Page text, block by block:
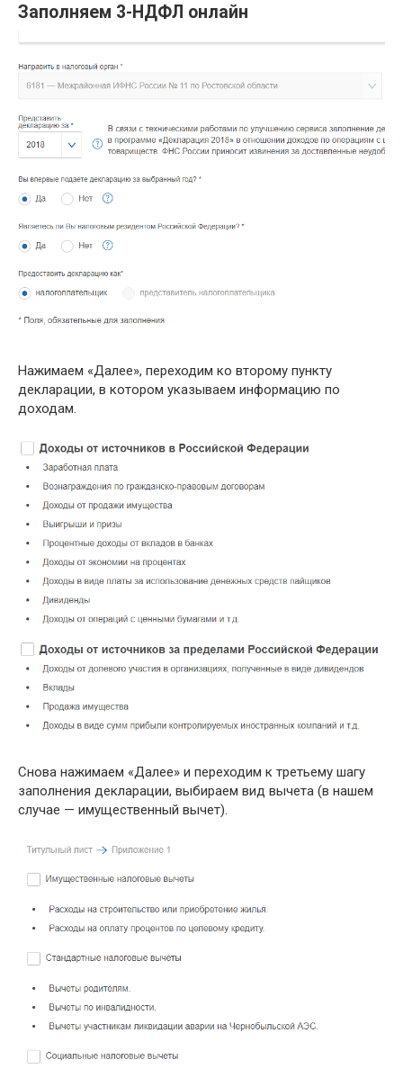
Заполняем 3-НДФЛ онлайн
Нажимаем «Далее», переходим ко второму пункту
декларации, в котором указываем информацию по
доходам.
Снова нажимаем «Далее» и переходим к третьему шагу
заполнения декларации, выбираем вид вычета (в нашем
случае — имущественный вычет).